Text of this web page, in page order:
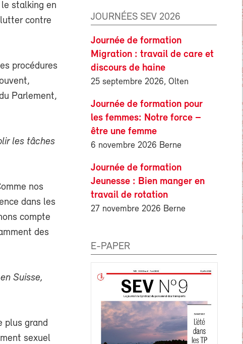
stalking en
contre
procédures
Parlement,
les tâches
nos
dans les
compte
des
Suisse,
plus grand
sexuel
JOURNÉES SEV 2026
Journée de formation
Migration : travail de care et
discours de haine
25 septembre 2026, Olten
Journée de formation pour
les femmes: Notre force –
être une femme
6 novembre 2026 Berne
Journée de formation
Jeunesse : Bien manger en
travail de rotation
27 novembre 2026 Berne
E-PAPER